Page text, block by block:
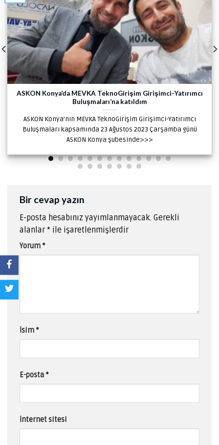
ASKON Konya’da MEVKA TeknoGirişim Girişimci-Yatırımcı
Buluşmaları’na katıldım
ASKON Konya’nın MEVKA TeknoGirişim Girişimci-Yatırımcı
Buluşmaları kapsamında 23 Ağustos 2023 Çarşamba günü
ASKON Konya şubesinde>>>
Bir cevap yazın
E-posta hesabınız yayımlanmayacak. Gerekli
alanlar * ile işaretlenmişlerdir
Yorum *
İsim *
E-posta *
İnternet sitesi